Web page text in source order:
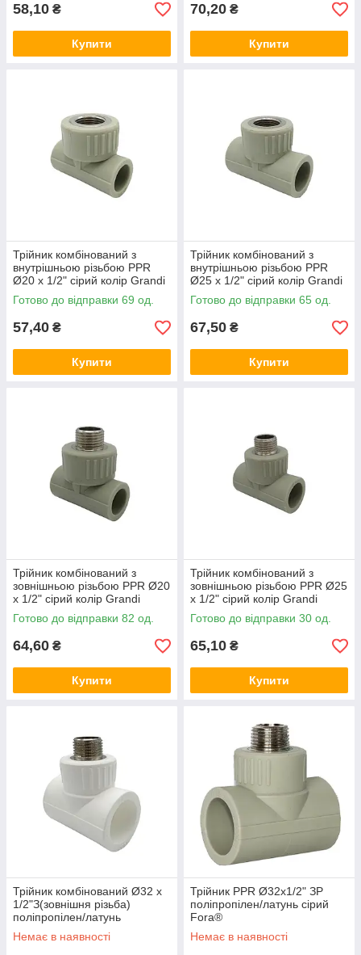
58,10 ₴
Купити
70,20 ₴
Купити
Трійник комбінований з
внутрішньою різьбою PPR
Ø20 x 1/2" сірий колір Grandi
Готово до відправки 69 од.
57,40 ₴
Купити
Трійник комбінований з
внутрішньою різьбою PPR
Ø25 x 1/2" сірий колір Grandi
Готово до відправки 65 од.
67,50 ₴
Купити
Трійник комбінований з
зовнішньою різьбою PPR Ø20
x 1/2" сірий колір Grandi
Готово до відправки 82 од.
64,60 ₴
Купити
Трійник комбінований з
зовнішньою різьбою PPR Ø25
x 1/2" сірий колір Grandi
Готово до відправки 30 од.
65,10 ₴
Купити
Трійник комбінований Ø32 x
1/2"З(зовнішня різьба)
поліпропілен/латунь
PPR,білий колір Asco®
Немає в наявності
Трійник PPR Ø32х1/2" ЗР
поліпропілен/латунь сірий
Fora®
Немає в наявності